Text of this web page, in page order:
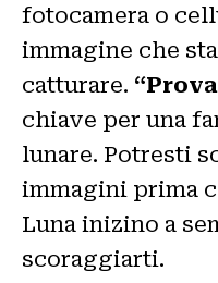
fotocamera o
immagine che
catturare.
chiave per una
lunare. Potresti
immagini prima
Luna inizino a
scoraggiarti.